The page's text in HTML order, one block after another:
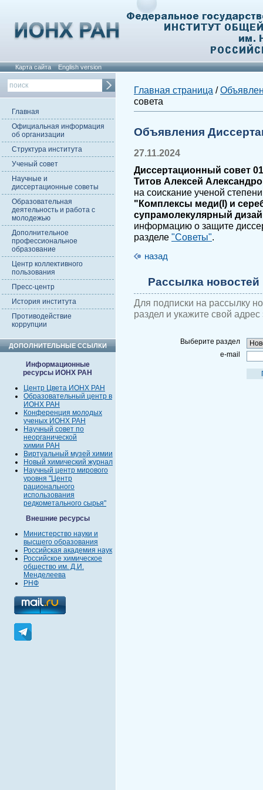
Карта сайта English version
Главная
Официальная информация
об организации
Структура института
Ученый совет
Научные и
диссертационные советы
Образовательная
деятельность и работа с
молодежью
Дополнительное
профессиональное
образование
Центр коллективного
пользования
Пресс-центр
История института
Противодействие
коррупции
ДОПОЛНИТЕЛЬНЫЕ ССЫЛКИ
Информационные
ресурсы ИОНХ РАН
Центр Цвета ИОНХ РАН
Образовательный центр в
ИОНХ РАН
Конференция молодых
ученых ИОНХ РАН
Научный совет по
неорганической
химии РАН
Виртуальный музей химии
Новый химический журнал
Научный центр мирового
уровня "Центр
рационального
использования
редкометального сырья"
Внешние ресурсы
Министерство науки и
высшего образования
Российская академия наук
Российское химическое
общество им. Д.И.
Менделеева
РНФ
Главная страница /
совета
Объявления
27.11.2024
Диссертационный совет
Титов Алексей
на соискание ученой
"Комплексы меди(I) и
супрамолекулярный
информацию о защите
разделе "Советы".
назад
Рассылка новостей
Для подписки на рассылку
раздел и укажите свой
Выберите раздел
e-mail